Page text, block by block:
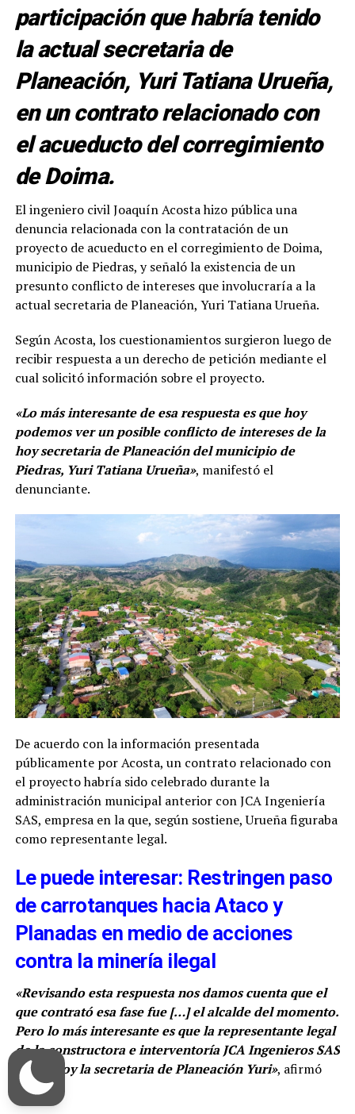
participación que habría tenido
la actual secretaria de
Planeación, Yuri Tatiana Urueña,
en un contrato relacionado con
el acueducto del corregimiento
de Doima.
El ingeniero civil Joaquín Acosta hizo pública una
denuncia relacionada con la contratación de un
proyecto de acueducto en el corregimiento de Doima,
municipio de Piedras, y señaló la existencia de un
presunto conflicto de intereses que involucraría a la
actual secretaria de Planeación, Yuri Tatiana Urueña.
Según Acosta, los cuestionamientos surgieron luego de
recibir respuesta a un derecho de petición mediante el
cual solicitó información sobre el proyecto.
«Lo más interesante de esa respuesta es que hoy
podemos ver un posible conflicto de intereses de la
hoy secretaria de Planeación del municipio de
Piedras, Yuri Tatiana Urueña», manifestó el
denunciante.
De acuerdo con la información presentada
públicamente por Acosta, un contrato relacionado con
el proyecto habría sido celebrado durante la
administración municipal anterior con JCA Ingeniería
SAS, empresa en la que, según sostiene, Urueña figuraba
como representante legal.
Le puede interesar: Restringen paso
de carrotanques hacia Ataco y
Planadas en medio de acciones
contra la minería ilegal
«Revisando esta respuesta nos damos cuenta que el
que contrató esa fase fue[…]el alcalde del momento.
Pero lo más interesante es que la representante legal
de la constructora e interventoría JCA Ingenieros SAS
es[…] hoy la secretaria de Planeación Yuri», afirmó
Acosta.